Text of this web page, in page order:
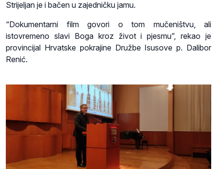
Strijeljan je i bačen u zajedničku jamu.
“Dokumentarni film govori o tom mučeništvu, ali
istovremeno slavi Boga kroz život i pjesmu”, rekao je
provincijal Hrvatske pokrajine Družbe Isusove p. Dalibor
Renić.